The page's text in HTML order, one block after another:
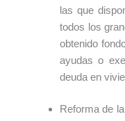
las que
todos los
obtenido
ayudas o
deuda en
Reforma de